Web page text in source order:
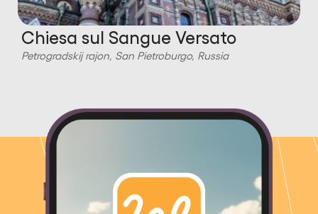
Chiesa sul Sangue Versato
Petrogradskij rajon, San Pietroburgo, Russia